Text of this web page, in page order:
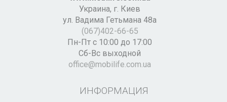
Украина, г. Киев
ул. Вадима Гетьмана 48а
(067)402-66-65
Пн-Пт с 10:00 до 17:00
Сб-Вс выходной
office@mobilife.com.ua
ИНФОРМАЦИЯ